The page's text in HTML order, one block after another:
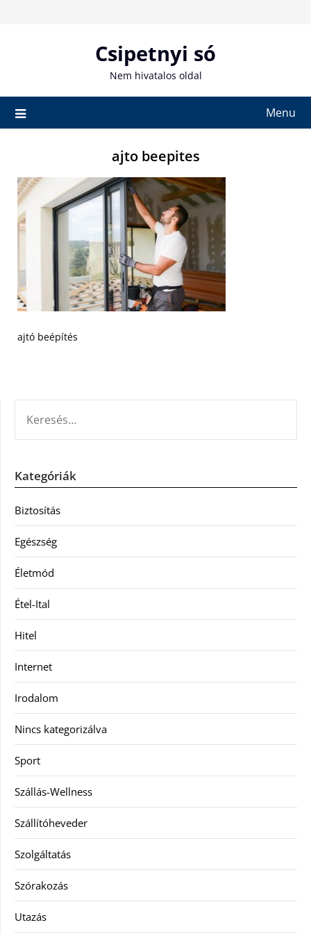
Csipetnyi só
Nem hivatalos oldal
Menu
ajto beepites
ajtó beépítés
Kategóriák
Biztosítás
Egészség
Életmód
Étel-Ital
Hitel
Internet
Irodalom
Nincs kategorizálva
Sport
Szállás-Wellness
Szállítóheveder
Szolgáltatás
Szórakozás
Utazás